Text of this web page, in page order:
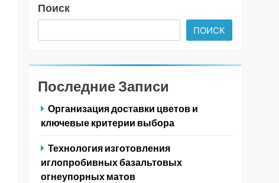
Поиск
ПОИСК
Последние Записи
Организация доставки цветов и
ключевые критерии выбора
Технология изготовления
иглопробивных базальтовых
огнеупорных матов